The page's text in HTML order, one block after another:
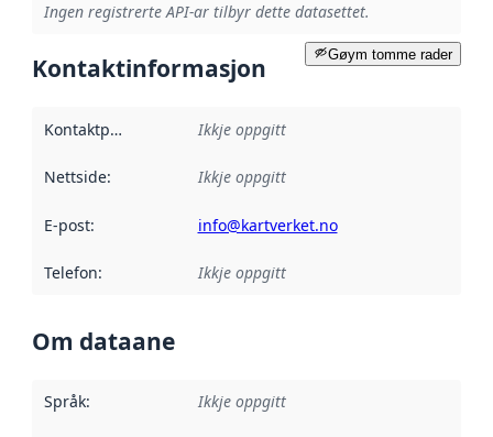
Ingen registrerte API-ar tilbyr dette datasettet.
Gøym tomme rader
Kontaktinformasjon
Kontaktpunkt Ikkje oppgitt
Nettside: Ikkje oppgitt
E-post: info@kartverket.no
Telefon: Ikkje oppgitt
Om dataane
Språk: Ikkje oppgitt